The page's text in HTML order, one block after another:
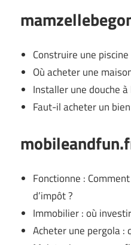
Construire une
Où acheter une
Installer une douche à
Faut-il acheter un
Fonctionne :
d’impôt ?
Immobilier : où
Acheter une pergola :